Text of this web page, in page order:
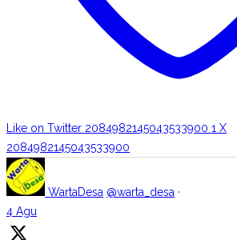
Like on Twitter 2084982145043533900 1 X
2084982145043533900
WartaDesa @warta_desa ·
4 Agu